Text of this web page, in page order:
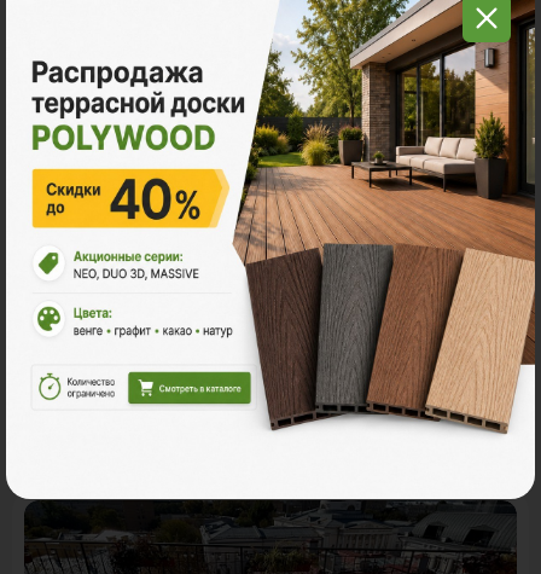
Рассчитать